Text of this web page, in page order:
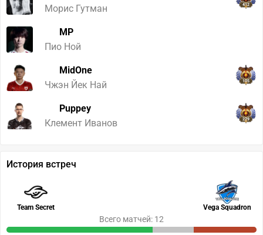
Морис Гутман
412
MP
Пио Ной
MidOne
Чжэн Йек Най
105
Puppey
Клемент Иванов
229
История встреч
Team Secret Vega Squadron
Всего матчей: 12